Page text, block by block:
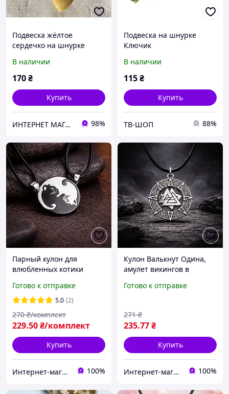
Подвеска жёлтое
сердечко на шнурке
В наличии
170₴
Купить
ИНТЕРНЕТ МАГАЗИН СТИЛЬ 98%
Подвеска на шнурке
Ключик
В наличии
115₴
Купить
ТВ-ШОП 88%
Парный кулон для
влюбленных котики
подвески для пары на
шнурке
Готово к отправке
5.0 (2)
229.50₴/комплект
270 ₴/комплект
Купить
Интернет-магазин "Aliri" 100%
Кулон Валькнут Одина,
амулет викингов в
подвеска с рунами на
Готово к отправке
235.77₴
271 ₴
Купить
Интернет-магазин "Aliri" 100%